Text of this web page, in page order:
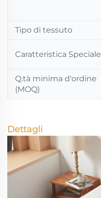
Tipo di tessuto
Caratteristica Speciale
Q.tà minima d'ordine
(MOQ)
Dettagli